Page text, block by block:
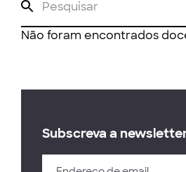
Não foram encontrados
Subscreva a